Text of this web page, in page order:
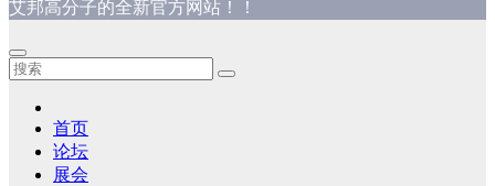
艾邦高分子的全新官方网站！！
首页
论坛
展会